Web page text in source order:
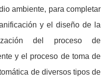
ambiente, para completar
y el diseño de la
del proceso de
y el proceso de toma de
de diversos tipos de